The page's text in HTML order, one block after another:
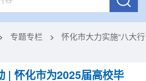
专题专栏 >
怀化市大力实施“八大行
| 怀化市为2025届高校毕